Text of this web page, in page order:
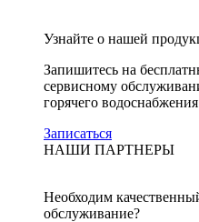
Узнайте о нашей
Запишитесь на
сервисному
горячего водоснабжения
Записаться
НАШИ ПАРТНЕРЫ
Необходим
обслуживание?